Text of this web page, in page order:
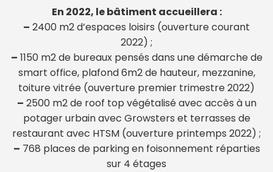
En 2022, le bâtiment accueillera :
– 2400 m2 d’espaces loisirs (ouverture courant
2022) ;
– 1150 m2 de bureaux pensés dans une démarche de
smart office, plafond 6m2 de hauteur, mezzanine,
toiture vitrée (ouverture premier trimestre 2022)
– 2500 m2 de roof top végétalisé avec accès à un
potager urbain avec Growsters et terrasses de
restaurant avec HTSM (ouverture printemps 2022) ;
– 768 places de parking en foisonnement réparties
sur 4 étages